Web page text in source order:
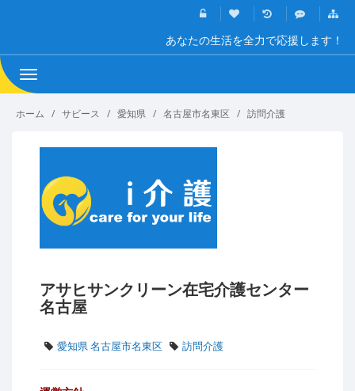
あなたの生活を全力で応援します！
Toggle
navigation
ホーム サビース 愛知県 名古屋市名東区 訪問介護
アサヒサンクリーン在宅介護センター
名古屋
愛知県 名古屋市名東区 訪問介護